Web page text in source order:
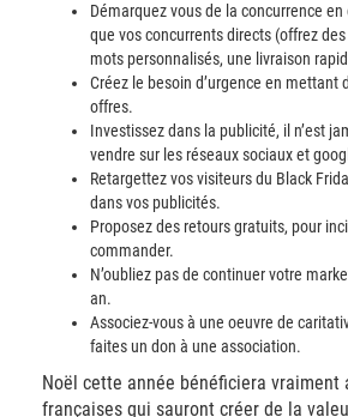
Démarquez vous de la concurrence
que vos concurrents directs (offrez
mots personnalisés, une livraison
Créez le besoin d’urgence en mettant
offres.
Investissez dans la publicité, il n’est
vendre sur les réseaux sociaux et
Retargettez vos visiteurs du Black
dans vos publicités.
Proposez des retours gratuits, pour
commander.
N’oubliez pas de continuer votre
an.
Associez-vous à une oeuvre de
faites un don à une association.
Noël cette année bénéficiera vraiment
françaises qui sauront créer de la